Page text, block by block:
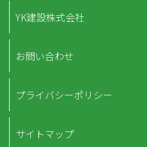
YK建設株式会社
お問い合わせ
プライバシーポリシー
サイトマップ